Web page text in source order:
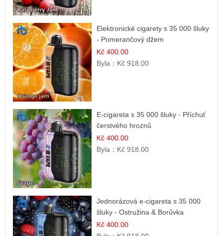
Elektronické cigarety s 35 000 šluky
- Pomerančový džem
Kč 400.00
Byla： Kč 918.00
E-cigareta s 35 000 šluky - Příchuť
čerstvého hroznů
Kč 400.00
Byla： Kč 918.00
Jednorázová e-cigareta s 35 000
šluky - Ostružina & Borůvka
Kč 400.00